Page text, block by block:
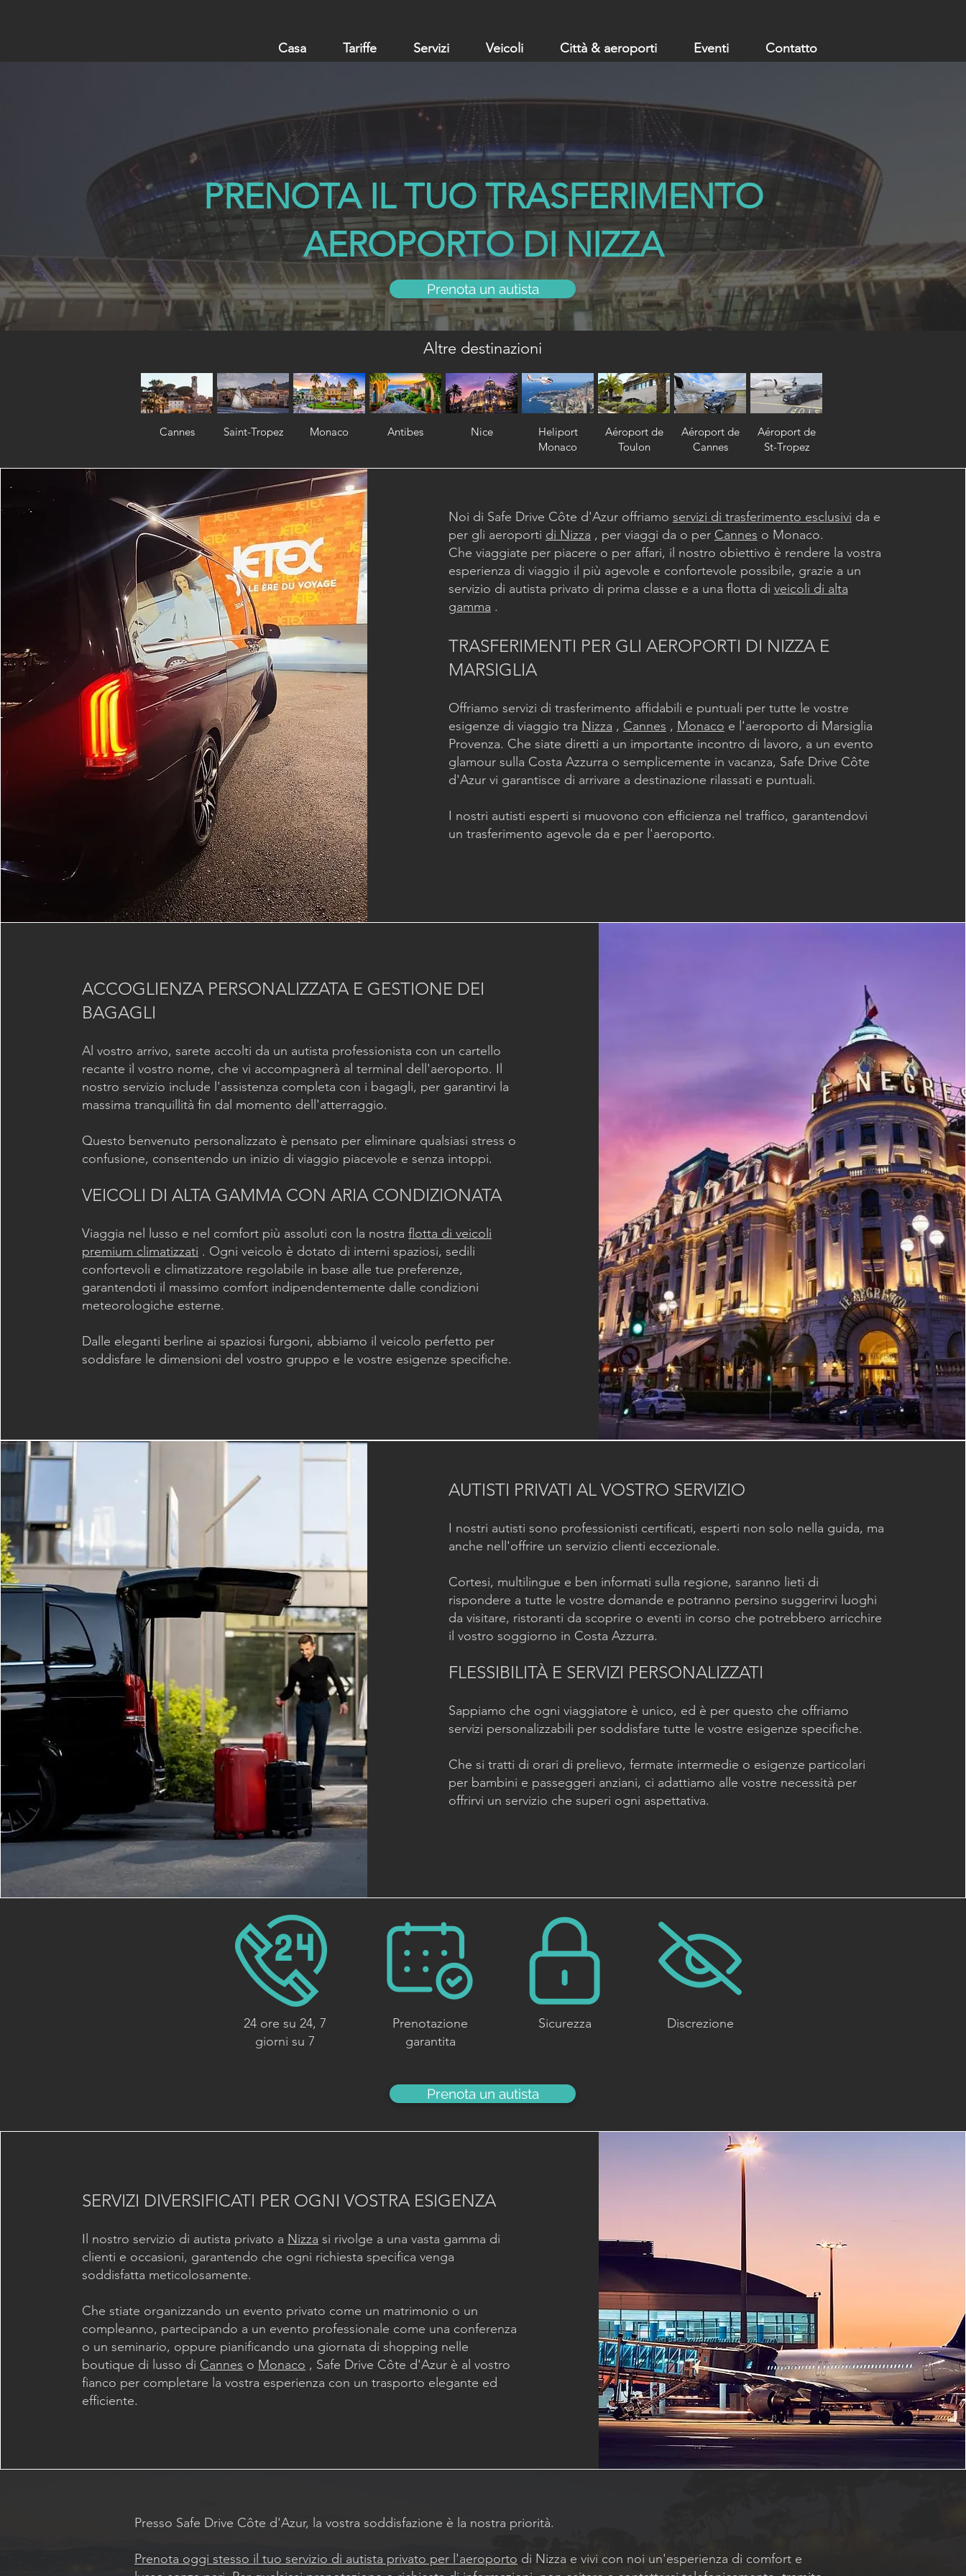
Casa Tariffe Servizi Veicoli Città & aeroporti Eventi Contatto
PRENOTA IL TUO TRASFERIMENTO
AEROPORTO DI NIZZA
Prenota un autista
Altre destinazioni
Cannes Saint-Tropez Monaco Antibes Nice
Heliport
Monaco
Aéroport de
Toulon
Aéroport de
Cannes
Aéroport de
St-Tropez
Noi di Safe Drive Côte d'Azur offriamo servizi di trasferimento esclusivi da e
per gli aeroporti di Nizza , per viaggi da o per Cannes o Monaco.
Che viaggiate per piacere o per affari, il nostro obiettivo è rendere la vostra
esperienza di viaggio il più agevole e confortevole possibile, grazie a un
servizio di autista privato di prima classe e a una flotta di veicoli di alta
gamma .
TRASFERIMENTI PER GLI AEROPORTI DI NIZZA E
MARSIGLIA
Offriamo servizi di trasferimento affidabili e puntuali per tutte le vostre
esigenze di viaggio tra Nizza , Cannes , Monaco e l'aeroporto di Marsiglia
Provenza. Che siate diretti a un importante incontro di lavoro, a un evento
glamour sulla Costa Azzurra o semplicemente in vacanza, Safe Drive Côte
d'Azur vi garantisce di arrivare a destinazione rilassati e puntuali.
I nostri autisti esperti si muovono con efficienza nel traffico, garantendovi
un trasferimento agevole da e per l'aeroporto.
ACCOGLIENZA PERSONALIZZATA E GESTIONE DEI
BAGAGLI
Al vostro arrivo, sarete accolti da un autista professionista con un cartello
recante il vostro nome, che vi accompagnerà al terminal dell'aeroporto. Il
nostro servizio include l'assistenza completa con i bagagli, per garantirvi la
massima tranquillità fin dal momento dell'atterraggio.
Questo benvenuto personalizzato è pensato per eliminare qualsiasi stress o
confusione, consentendo un inizio di viaggio piacevole e senza intoppi.
VEICOLI DI ALTA GAMMA CON ARIA CONDIZIONATA
Viaggia nel lusso e nel comfort più assoluti con la nostraflotta di veicoli
premium climatizzati . Ogni veicolo è dotato di interni spaziosi, sedili
confortevoli e climatizzatore regolabile in base alle tue preferenze,
garantendoti il massimo comfort indipendentemente dalle condizioni
meteorologiche esterne.
Dalle eleganti berline ai spaziosi furgoni, abbiamo il veicolo perfetto per
soddisfare le dimensioni del vostro gruppo e le vostre esigenze specifiche.
AUTISTI PRIVATI AL VOSTRO SERVIZIO
I nostri autisti sono professionisti certificati, esperti non solo nella guida, ma
anche nell'offrire un servizio clienti eccezionale.
Cortesi, multilingue e ben informati sulla regione, saranno lieti di
rispondere a tutte le vostre domande e potranno persino suggerirvi luoghi
da visitare, ristoranti da scoprire o eventi in corso che potrebbero arricchire
il vostro soggiorno in Costa Azzurra.
FLESSIBILITÀ E SERVIZI PERSONALIZZATI
Sappiamo che ogni viaggiatore è unico, ed è per questo che offriamo
servizi personalizzabili per soddisfare tutte le vostre esigenze specifiche.
Che si tratti di orari di prelievo, fermate intermedie o esigenze particolari
per bambini e passeggeri anziani, ci adattiamo alle vostre necessità per
offrirvi un servizio che superi ogni aspettativa.
24 ore su 24, 7
giorni su 7
Prenotazione
garantita
Sicurezza Discrezione
Prenota un autista
SERVIZI DIVERSIFICATI PER OGNI VOSTRA ESIGENZA
Il nostro servizio di autista privato a Nizza si rivolge a una vasta gamma di
clienti e occasioni, garantendo che ogni richiesta specifica venga
soddisfatta meticolosamente.
Che stiate organizzando un evento privato come un matrimonio o un
compleanno, partecipando a un evento professionale come una conferenza
o un seminario, oppure pianificando una giornata di shopping nelle
boutique di lusso di Cannes o Monaco , Safe Drive Côte d'Azur è al vostro
fianco per completare la vostra esperienza con un trasporto elegante ed
efficiente.
Presso Safe Drive Côte d'Azur, la vostra soddisfazione è la nostra priorità.
Prenota oggi stesso il tuo servizio di autista privato per l'aeroporto di Nizza e vivi con noi un'esperienza di comfort e